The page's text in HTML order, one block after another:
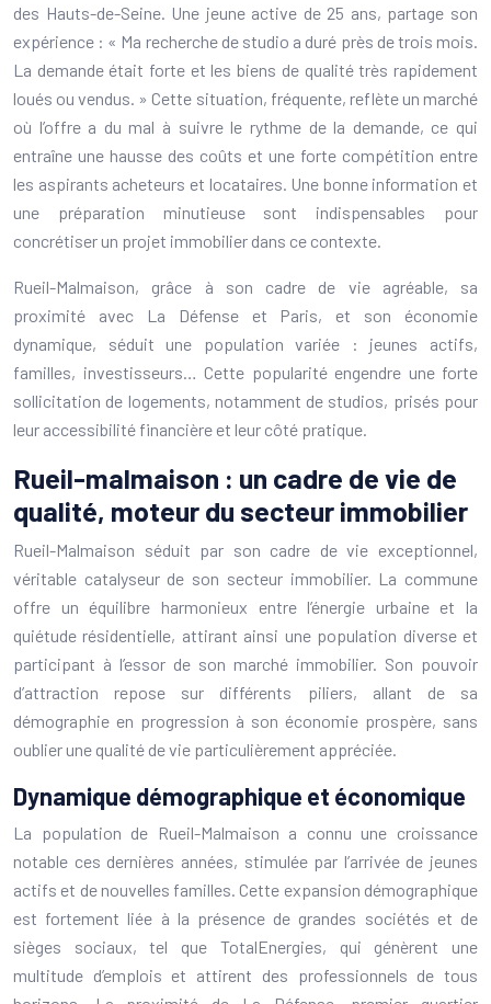
des Hauts-de-Seine. Une jeune active de 25 ans, partage son
expérience : « Ma recherche de studio a duré près de trois mois.
La demande était forte et les biens de qualité très rapidement
loués ou vendus. » Cette situation, fréquente, reflète un marché
où l’offre a du mal à suivre le rythme de la demande, ce qui
entraîne une hausse des coûts et une forte compétition entre
les aspirants acheteurs et locataires. Une bonne information et
une préparation minutieuse sont indispensables pour
concrétiser un projet immobilier dans ce contexte.
Rueil-Malmaison, grâce à son cadre de vie agréable, sa
proximité avec La Défense et Paris, et son économie
dynamique, séduit une population variée : jeunes actifs,
familles, investisseurs… Cette popularité engendre une forte
sollicitation de logements, notamment de studios, prisés pour
leur accessibilité financière et leur côté pratique.
Rueil-malmaison : un cadre de vie de
qualité, moteur du secteur immobilier
Rueil-Malmaison séduit par son cadre de vie exceptionnel,
véritable catalyseur de son secteur immobilier. La commune
offre un équilibre harmonieux entre l’énergie urbaine et la
quiétude résidentielle, attirant ainsi une population diverse et
participant à l’essor de son marché immobilier. Son pouvoir
d’attraction repose sur différents piliers, allant de sa
démographie en progression à son économie prospère, sans
oublier une qualité de vie particulièrement appréciée.
Dynamique démographique et économique
La population de Rueil-Malmaison a connu une croissance
notable ces dernières années, stimulée par l’arrivée de jeunes
actifs et de nouvelles familles. Cette expansion démographique
est fortement liée à la présence de grandes sociétés et de
sièges sociaux, tel que TotalEnergies, qui génèrent une
multitude d’emplois et attirent des professionnels de tous